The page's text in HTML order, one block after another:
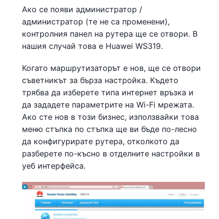
Ако се появи администратор /
администратор (те не са променени),
контролния панел на рутера ще се отвори. В
нашия случай това е Huawei WS319.
Когато маршрутизаторът е нов, ще се отвори
съветникът за бърза настройка. Където
трябва да изберете типа интернет връзка и
да зададете параметрите на Wi-Fi мрежата.
Ако сте нов в този бизнес, използвайки това
меню стъпка по стъпка ще ви бъде по-лесно
да конфигурирате рутера, отколкото да
разберете по-късно в отделните настройки в
уеб интерфейса.